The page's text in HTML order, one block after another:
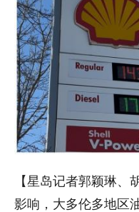
【星岛记者郭颖琳、
影响，大多伦多地区